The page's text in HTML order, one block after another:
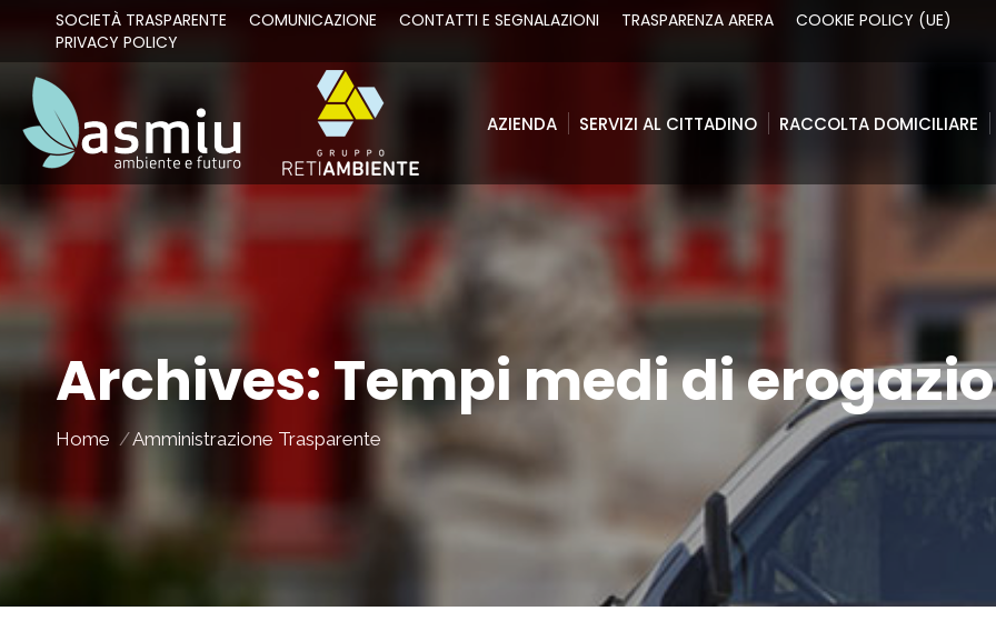
SOCIETÀ TRASPARENTE COMUNICAZIONE CONTATTI E SEGNALAZIONI TRASPARENZA ARERA
COOKIE POLICY (UE)
PRIVACY POLICY
AZIENDA SERVIZI AL CITTADINO RACCOLTA DOMICILIARE
Archives: Tempi medi di
You are here:
Home Amministrazione Trasparente
AZIENDA SERVIZI AL CITTADINO